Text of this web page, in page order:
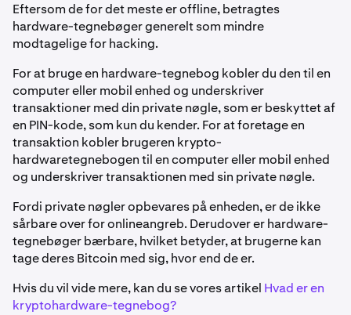
Eftersom de for det meste er offline, betragtes
hardware-tegnebøger generelt som mindre
modtagelige for hacking.
For at bruge en hardware-tegnebog kobler du den til en
computer eller mobil enhed og underskriver
transaktioner med din private nøgle, som er beskyttet af
en PIN-kode, som kun du kender. For at foretage en
transaktion kobler brugeren krypto-
hardwaretegnebogen til en computer eller mobil enhed
og underskriver transaktionen med sin private nøgle.
Fordi private nøgler opbevares på enheden, er de ikke
sårbare over for onlineangreb. Derudover er hardware-
tegnebøger bærbare, hvilket betyder, at brugerne kan
tage deres Bitcoin med sig, hvor end de er.
Hvis du vil vide mere, kan du se vores artikel Hvad er en
kryptohardware-tegnebog?